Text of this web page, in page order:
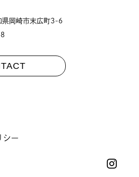
岡崎市末広町3-6
シー
